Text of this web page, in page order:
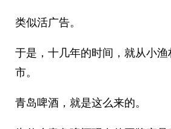
类似活广告。
于是，十几年的时间，就从小
市。
青岛啤酒，就是这么来的。